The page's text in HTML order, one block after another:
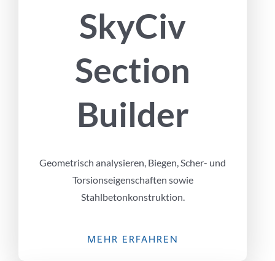
SkyCiv
Section
Builder
Geometrisch analysieren, Biegen, Scher- und
Torsionseigenschaften sowie
Stahlbetonkonstruktion.
MEHR ERFAHREN